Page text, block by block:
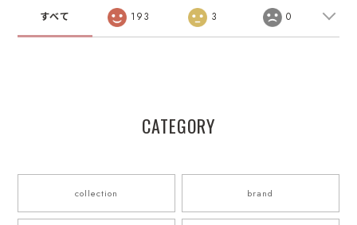
すべて 193 3 0
CATEGORY
collection brand